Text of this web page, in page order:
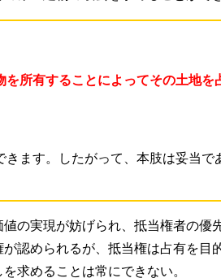
を所有することによってその土地を
ます。したがって、本肢は妥当で
の実現が妨げられ、抵当権者の優
認められるが、抵当権は占有を目
求めることは常にできない。